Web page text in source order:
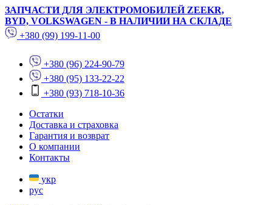
ЗАПЧАСТИ ДЛЯ ЭЛЕКТРОМОБИЛЕЙ ZEEKR,
BYD, VOLKSWAGEN - В НАЛИЧИИ НА СКЛАДЕ
+380 (99) 199-11-00
+380 (96) 224-90-79
+380 (95) 133-22-22
+380 (93) 718-10-36
Остатки
Доставка и страховка
Гарантия и возврат
О компании
Контакты
укр
рус